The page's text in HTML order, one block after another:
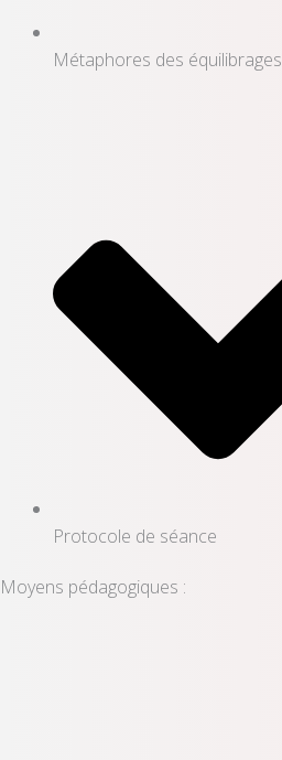
Métaphores des équilibrages
Protocole de séance
Moyens pédagogiques :